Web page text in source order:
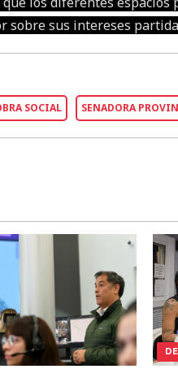
sobre sus intereses
SOCIAL SENADORA